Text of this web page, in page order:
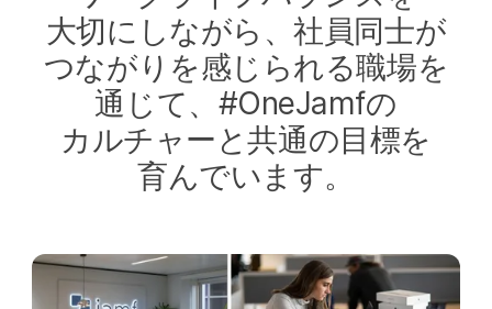
大切にしながら、​社員同士が​
つながりを​感じられる​職場を​
通じて、​#OneJamfの​
カルチャーと​共通の​目標を​
育んでいます。